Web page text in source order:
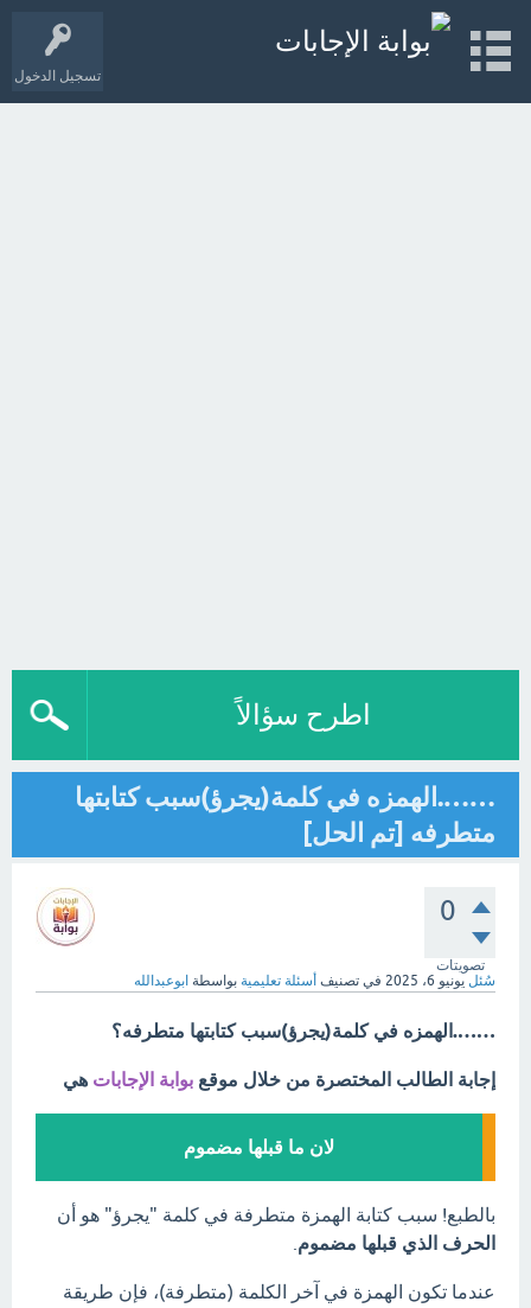
تسجيل الدخول
اطرح سؤالاً
…….الهمزه في كلمة(يجرؤ)سبب كتابتها
متطرفه [تم الحل]
0
تصويتات
سُئل يونيو 6، 2025 في تصنيف أسئلة تعليمية بواسطة ابوعبدالله
…….الهمزه في كلمة(يجرؤ)سبب كتابتها متطرفه؟
إجابة الطالب المختصرة من خلال موقع بوابة الإجابات هي
لان ما قبلها مضموم
بالطبع! سبب كتابة الهمزة متطرفة في كلمة "يجرؤ" هو أن
الحرف الذي قبلها مضموم
عندما تكون الهمزة في آخر الكلمة (متطرفة)، فإن طريقة